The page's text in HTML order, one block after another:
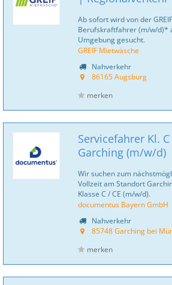
Ab sofort wird von der
Berufskraftfahrer (m/w/d)*
Umgebung gesucht.
GREIF Mietwäsche
Nahverkehr
86165 Augsburg
merken
Servicefahrer Kl.
Garching (m/w/d)
Wir suchen zum
Vollzeit am Standort
Klasse C / CE (m/w/d).
documentus Bayern GmbH
Nahverkehr
85748 Garching bei
merken